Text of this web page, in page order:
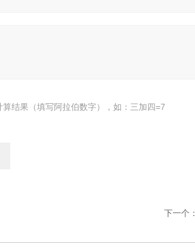
算结果（填写阿拉伯数字），如：三加四=7
下一个：